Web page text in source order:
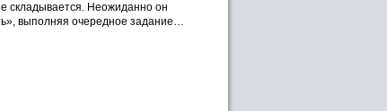
складывается. Неожиданно он
выполняя очередное задание…